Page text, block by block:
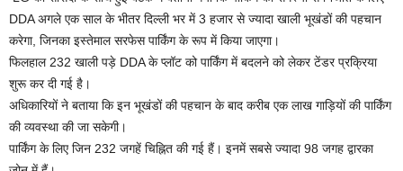
DDA अगले एक साल के भीतर दिल्ली भर में 3 हजार से ज्यादा खाली भूखंडों की पहचान
करेगा, जिनका इस्तेमाल सरफेस पार्किंग के रूप में किया जाएगा।
फिलहाल 232 खाली पड़े DDA के प्लॉट को पार्किंग में बदलने को लेकर टेंडर प्रक्रिया
शुरू कर दी गई है।
अधिकारियों ने बताया कि इन भूखंडों की पहचान के बाद करीब एक लाख गाड़ियों की पार्किंग
की व्यवस्था की जा सकेगी।
पार्किंग के लिए जिन 232 जगहें चिह्नित की गई हैं। इनमें सबसे ज्यादा 98 जगह द्वारका